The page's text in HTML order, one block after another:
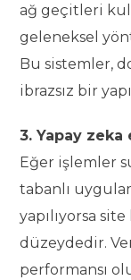
ağ geçitleri
geleneksel
Bu sistemler,
ibrazsız bir
3. Yapay
Eğer işlemler
tabanlı
yapılıyorsa
düzeydedir.
performansı